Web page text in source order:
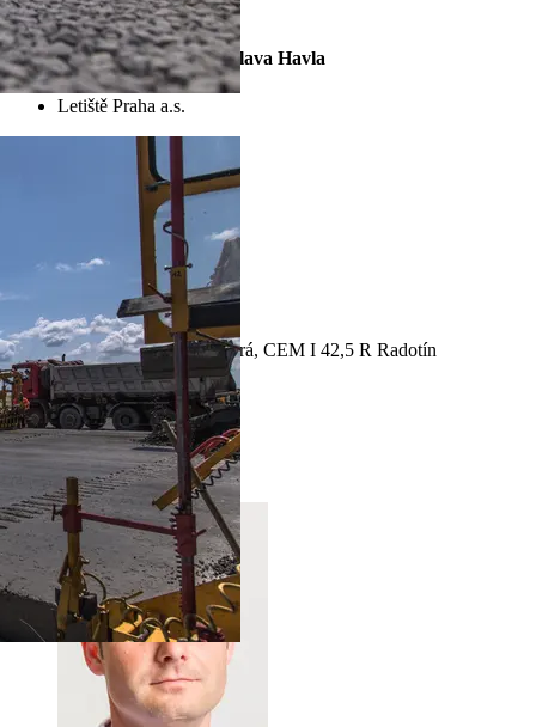
CEM I 42,5 R
Přistávací dráha Letiště Václava Havla
Letiště Praha a.s.
AGA Letiště, s.r.o.
Strabag a.s.
Contractor
CEM I 42,5 R (sc) Mokrá, CEM I 42,5 R Radotín
Material
2013
Rok